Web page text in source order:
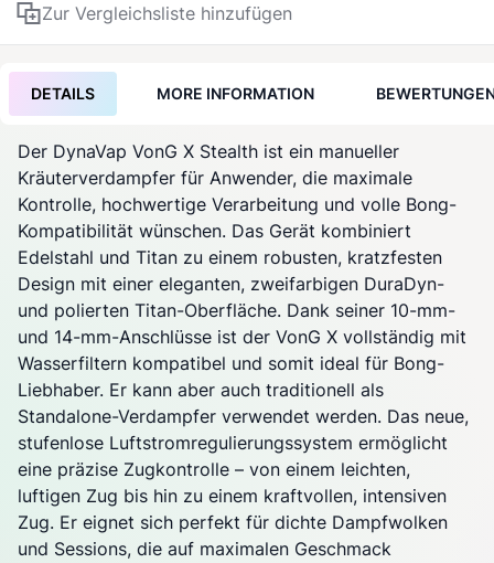
Zur Vergleichsliste hinzufügen
DETAILS MORE INFORMATION
Der DynaVap VonG X Stealth ist ein manueller
Kräuterverdampfer für Anwender, die maximale
Kontrolle, hochwertige Verarbeitung und volle Bong-
Kompatibilität wünschen. Das Gerät kombiniert
Edelstahl und Titan zu einem robusten, kratzfesten
Design mit einer eleganten, zweifarbigen DuraDyn-
und polierten Titan-Oberfläche. Dank seiner 10-mm-
und 14-mm-Anschlüsse ist der VonG X vollständig mit
Wasserfiltern kompatibel und somit ideal für Bong-
Liebhaber. Er kann aber auch traditionell als
Standalone-Verdampfer verwendet werden. Das neue,
stufenlose Luftstromregulierungssystem ermöglicht
eine präzise Zugkontrolle – von einem leichten,
luftigen Zug bis hin zu einem kraftvollen, intensiven
Zug. Er eignet sich perfekt für dichte Dampfwolken
und Sessions, die auf maximalen Geschmack